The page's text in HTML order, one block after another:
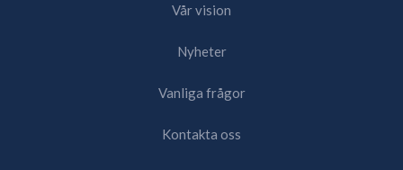
Vår vision
Nyheter
Vanliga frågor
Kontakta oss